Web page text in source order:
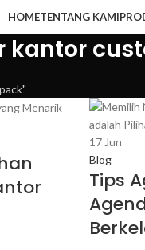
HOMETENTANG KAMI
kantor
17 Jun
Blog
Tips